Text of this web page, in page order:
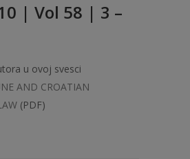
| Vol 58 | 3 –
u ovoj svesci
AND CROATIAN
(PDF)